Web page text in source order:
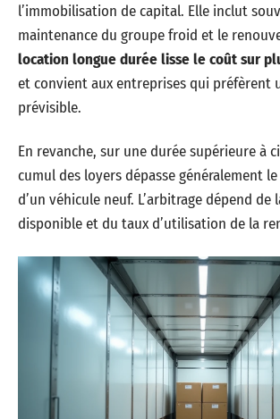
l’immobilisation de capital. Elle inclut
maintenance du groupe froid et le
location longue durée lisse le coût sur
et convient aux entreprises qui préfèrent
prévisible.
En revanche, sur une durée supérieure à
cumul des loyers dépasse généralement
d’un véhicule neuf. L’arbitrage dépend de
disponible et du taux d’utilisation de la